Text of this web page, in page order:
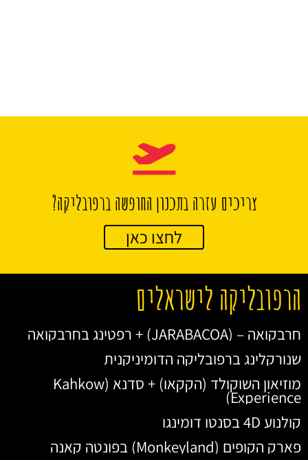
צריכים עזרה בתכנון החופשה ברפובליקה?
לחצו כאן
הרפובליקה לישראלים
חרבקואה – (JARABACOA) + רפטינג בחרבקואה
שנורקלינג ברפובליקה הדומיניקנית
מוזיאון השוקולד (הקקאו) + סדנא (Kahkow
Experience)
קולנוע 4D בסנטו דומינגו
פארק הקופים (Monkeyland) בפונטה קאנה